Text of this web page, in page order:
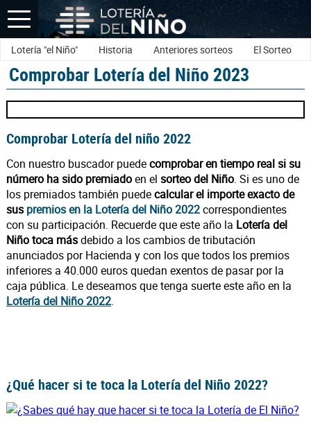
Lotería "el Niño" Historia Anteriores sorteos El Sorteo
Comprobar Lotería del Niño 2023
Comprobar Lotería del niño 2022
Con nuestro buscador puedecomprobar en tiempo real si su
número ha sido premiadoen el sorteo del Niño. Si es uno de
los premiados también puedecalcular el importe exacto de
sus premios en la Lotería del Niño 2022correspondientes
con su participación. Recuerde que este año la Lotería del
Niño toca másdebido a los cambios de tributación
anunciados por Hacienda y con los que todos los premios
inferiores a 40.000 euros quedan exentos de pasar por la
caja pública. Le deseamos que tenga suerte este año en la
Lotería del Niño 2022.
¿Qué hacer si te toca la Lotería del Niño 2022?